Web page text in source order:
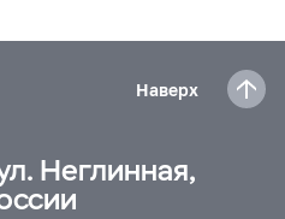
Наверх
Неглинная,